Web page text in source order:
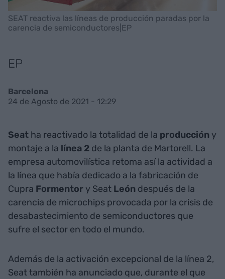
SEAT reactiva las líneas de producción paradas por la
carencia de semiconductores|EP
EP
Barcelona
24 de Agosto de 2021 - 12:29
Seat ha reactivado la totalidad de la producción y
montaje a la línea 2 de la planta de Martorell. La
empresa automovilística retoma así la actividad a
la línea que había dedicado a la fabricación de
Cupra Formentor y Seat León después de la
carencia de microchips provocada por la crisis de
desabastecimiento de semiconductores que
sufre el sector en todo el mundo.
Además de la activación excepcional de la línea 2,
Seat también ha anunciado que, durante el que